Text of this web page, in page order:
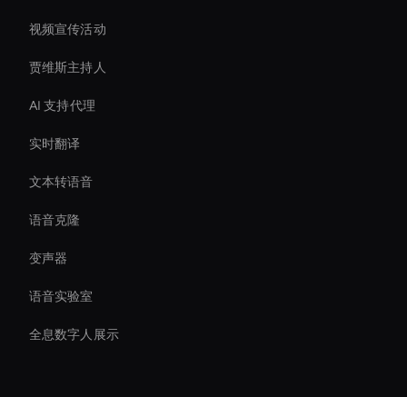
视频宣传活动
贾维斯主持人
AI 支持代理
实时翻译
文本转语音
语音克隆
变声器
语音实验室
全息数字人展示